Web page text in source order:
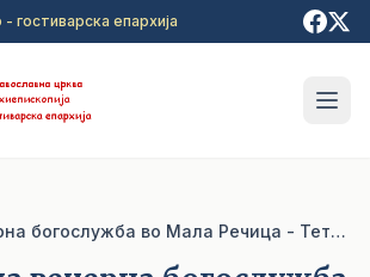
содржинаепархија
Празнична вечерна богослужба во Мала Речица - Тетово